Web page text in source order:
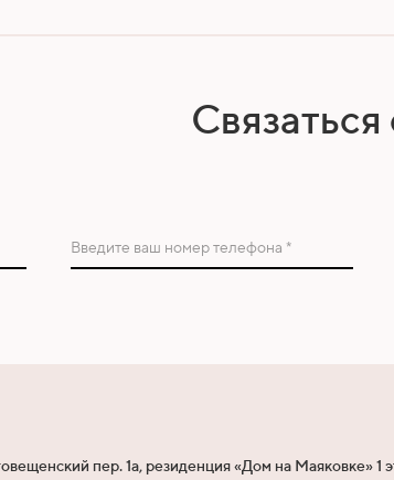
Введите ваш номер телефона *
пер. 1а, резиденция «Дом на Маяковке» 1